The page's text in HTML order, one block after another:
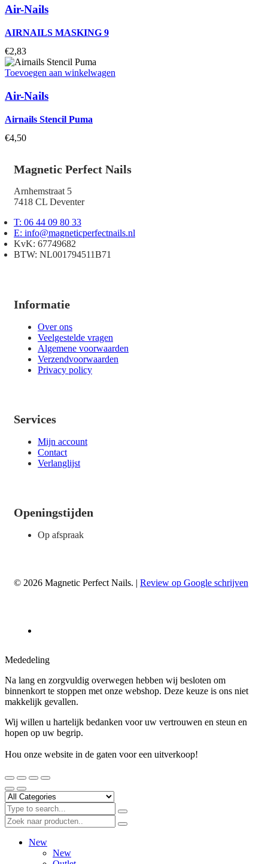
Air-Nails
AIRNAILS MASKING 9
€2,83
Toevoegen aan winkelwagen
Air-Nails
Airnails Stencil Puma
€4,50
Magnetic Perfect Nails
Arnhemstraat 5
7418 CL Deventer
T: 06 44 09 80 33
E: info@magneticperfectnails.nl
KvK: 67749682
BTW: NL001794511B71
Informatie
Over ons
Veelgestelde vragen
Algemene voorwaarden
Verzendvoorwaarden
Privacy policy
Services
Mijn account
Contact
Verlanglijst
Openingstijden
Op afspraak
© 2026 Magnetic Perfect Nails. | Review op Google schrijven
Mededeling
Na lang en zorgvuldig overwegen hebben wij besloten om
binnenkort te stoppen met onze webshop. Deze keuze is ons niet
makkelijk gevallen.
Wij willen u hartelijk bedanken voor uw vertrouwen en steun en
hopen op uw begrip.
Hou onze website in de gaten voor een uitverkoop!
New
New